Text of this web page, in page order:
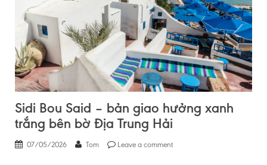
Sidi Bou Said – bản giao hưởng xanh
trắng bên bờ Địa Trung Hải
07/05/2026 Tom Leave a comment